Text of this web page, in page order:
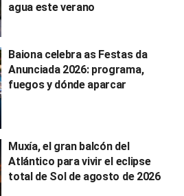
agua este verano
Baiona celebra as Festas da
Anunciada 2026: programa,
fuegos y dónde aparcar
Muxía, el gran balcón del
Atlántico para vivir el eclipse
total de Sol de agosto de 2026